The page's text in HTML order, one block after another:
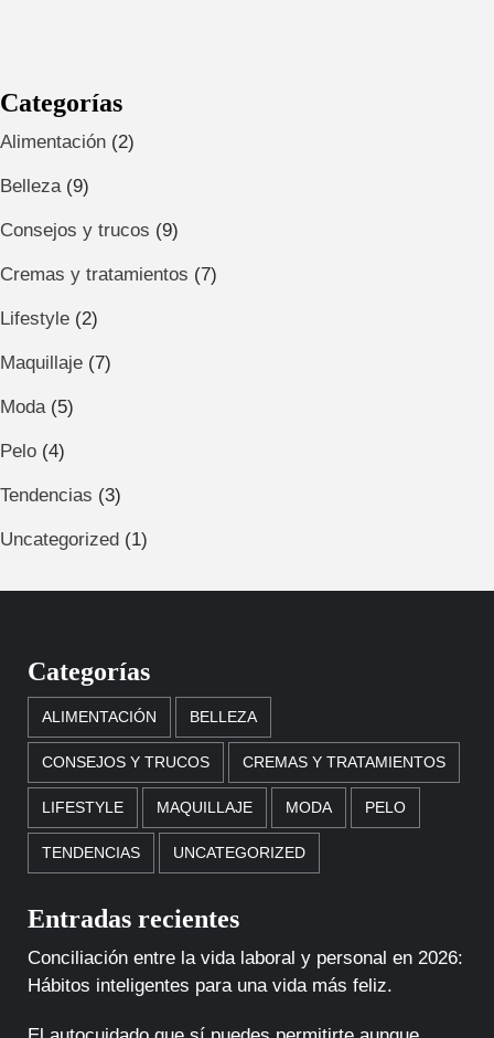
Categorías
Alimentación (2)
Belleza (9)
Consejos y trucos (9)
Cremas y tratamientos (7)
Lifestyle (2)
Maquillaje (7)
Moda (5)
Pelo (4)
Tendencias (3)
Uncategorized (1)
Categorías
ALIMENTACIÓN BELLEZA
CONSEJOS Y TRUCOS CREMAS Y TRATAMIENTOS
LIFESTYLE MAQUILLAJE MODA PELO
TENDENCIAS UNCATEGORIZED
Entradas recientes
Conciliación entre la vida laboral y personal en 2026:
Hábitos inteligentes para una vida más feliz.